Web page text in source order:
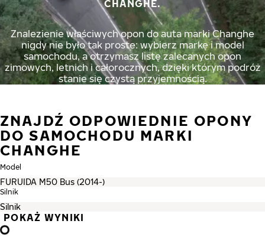
CHANGHE.
Znalezienie właściwych opon do auta marki Changhe
nigdy nie było tak proste: wybierz markę i model
samochodu, a otrzymasz listę zalecanych opon
zimowych, letnich i całorocznych, dzięki którym podróż
stanie się czystą przyjemnością.
ZNAJDŹ ODPOWIEDNIE OPONY
DO SAMOCHODU MARKI
CHANGHE
Model
Silnik
POKAŻ WYNIKI